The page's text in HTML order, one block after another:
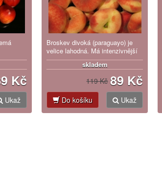
Kč
Ukaž
Broskev divoká (paraguayo) je
velice lahodná. Má intenzivnější
broskvovou chuť.
skladem
89 Kč
119 Kč
Do košíku
Ukaž